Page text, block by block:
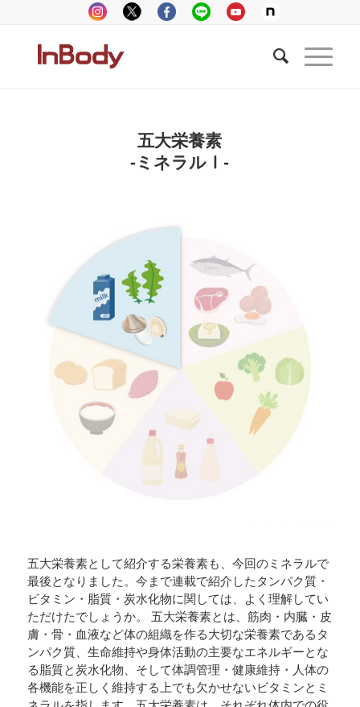
五大栄養素
-ミネラルⅠ-
五大栄養素として紹介する栄養素も、今回のミネラルで
最後となりました。今まで連載で紹介したタンパク質・
ビタミン・脂質・炭水化物に関しては、よく理解してい
ただけたでしょうか。 五大栄養素とは、筋肉・内臓・皮
膚・骨・血液など体の組織を作る大切な栄養素であるタ
ンパク質、生命維持や身体活動の主要なエネルギーとな
る脂質と炭水化物、そして体調管理・健康維持・人体の
各機能を正しく維持する上でも欠かせないビタミンとミ